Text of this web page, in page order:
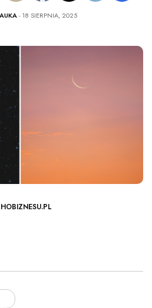
- 18 SIERPNIA, 2025